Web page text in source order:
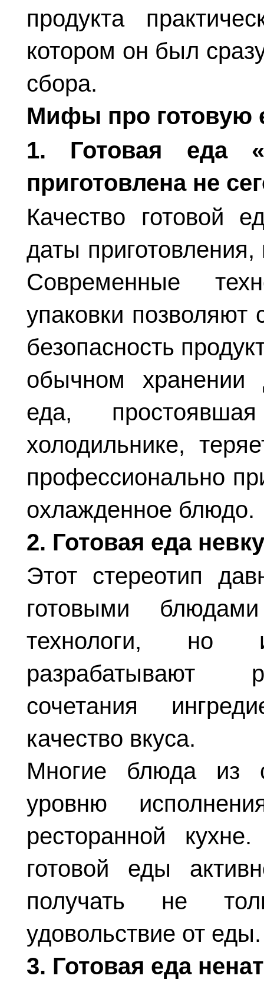
продукта
котором он был
сбора.
Мифы про готовую
1. Готовая еда
приготовлена не
Качество готовой
даты
Современные
упаковки позволяют
безопасность
обычном
еда,
холодильнике,
профессионально
охлажденное блюдо.
2. Готовая еда
Этот стереотип
готовыми
технологи,
разрабатывают
сочетания
качество вкуса.
Многие блюда из
уровню
ресторанной
готовой еды
получать не
удовольствие от еды.
3. Готовая еда